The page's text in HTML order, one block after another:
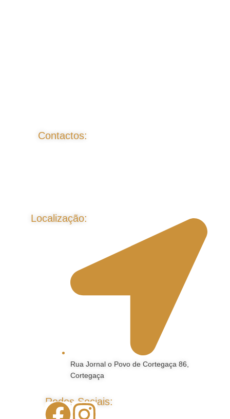
Contactos:
Redes Sociais:
Localização:
Rua Jornal o Povo de Cortegaça 86,
Cortegaça